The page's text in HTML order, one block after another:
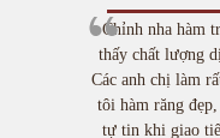
Chỉnh nha hàm
thấy chất lượng
Các anh chị làm
tôi hàm răng
tự tin khi giao